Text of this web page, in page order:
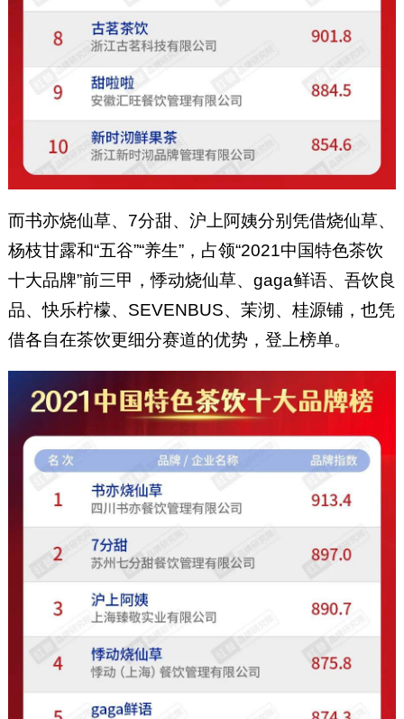
而书亦烧仙草、7分甜、沪上阿姨分别凭借烧仙草、
杨枝甘露和“五谷”“养生”，占领“2021中国特色茶饮
十大品牌”前三甲，悸动烧仙草、gaga鲜语、吾饮良
品、快乐柠檬、SEVENBUS、茉沏、桂源铺，也凭
借各自在茶饮更细分赛道的优势，登上榜单。